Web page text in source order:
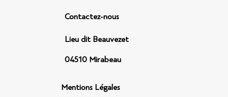
Contactez-nous
Lieu dit Beauvezet
04510 Mirabeau
Mentions Légales